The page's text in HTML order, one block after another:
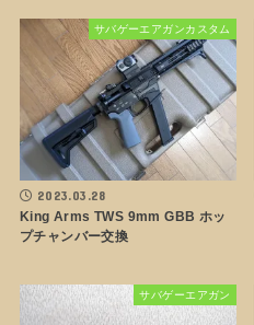
サバゲーエアガンカスタム
2023.03.28
King Arms TWS 9mm GBB ホッ
プチャンバー交換
サバゲーエアガン